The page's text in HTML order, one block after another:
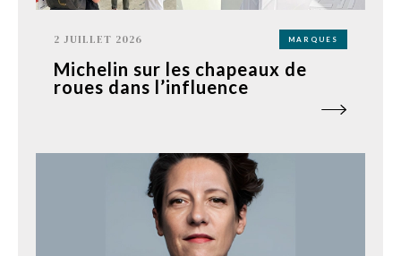
2 JUILLET 2026 MARQUES
Michelin sur les chapeaux de
roues dans l’influence